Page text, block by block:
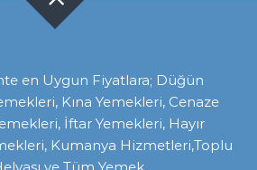
en Uygun Fiyatlara; Düğün
Kına Yemekleri, Cenaze
İftar Yemekleri, Hayır
Kumanya Hizmetleri,Toplu